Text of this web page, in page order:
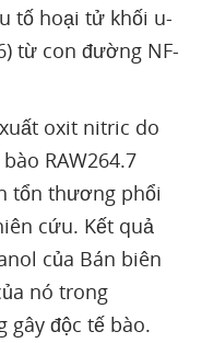
tố hoại tử khối u-
từ con đường NF-
oxit nitric do
RAW264.7
tổn thương phổi
cứu. Kết quả
của Bán biên
nó trong
gây độc tế bào.